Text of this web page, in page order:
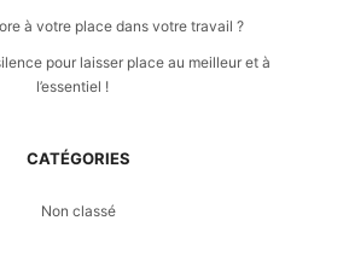
à votre place dans votre travail ?
pour laisser place au meilleur et à
l’essentiel !
CATÉGORIES
Non classé